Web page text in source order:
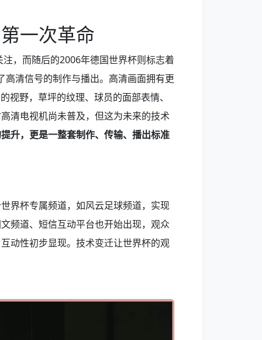
一次革命
，而随后的2006年德国世界杯则标志着
清信号的制作与播出。高清画面拥有更
视野，草坪的纹理、球员的面部表情、
清电视机尚未普及，但这为未来的技术
升，更是一整套制作、传输、播出标准
界杯专属频道，如风云足球频道，实现
频道、短信互动平台也开始出现，观众
动性初步显现。技术变迁让世界杯的观